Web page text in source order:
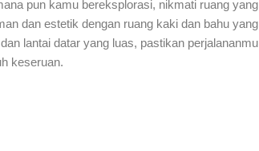
pun kamu bereksplorasi, nikmati ruang yang
dan estetik dengan ruang kaki dan bahu yang
lantai datar yang luas, pastikan perjalananmu
keseruan.